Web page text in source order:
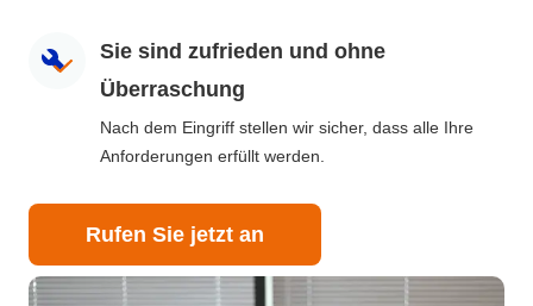
Sie sind zufrieden und ohne
Überraschung
Nach dem Eingriff stellen wir sicher, dass alle Ihre
Anforderungen erfüllt werden.
Rufen Sie jetzt an